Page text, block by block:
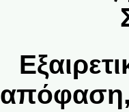
απόφαση,